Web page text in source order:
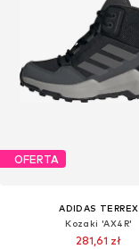
OFERTA
ADIDAS TERREX
Kozaki 'AX4R'
281,61 zł